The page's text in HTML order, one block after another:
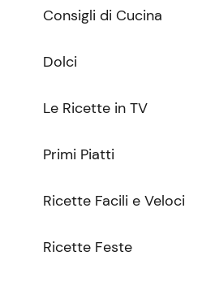
Consigli di Cucina
Dolci
Le Ricette in TV
Primi Piatti
Ricette Facili e Veloci
Ricette Feste